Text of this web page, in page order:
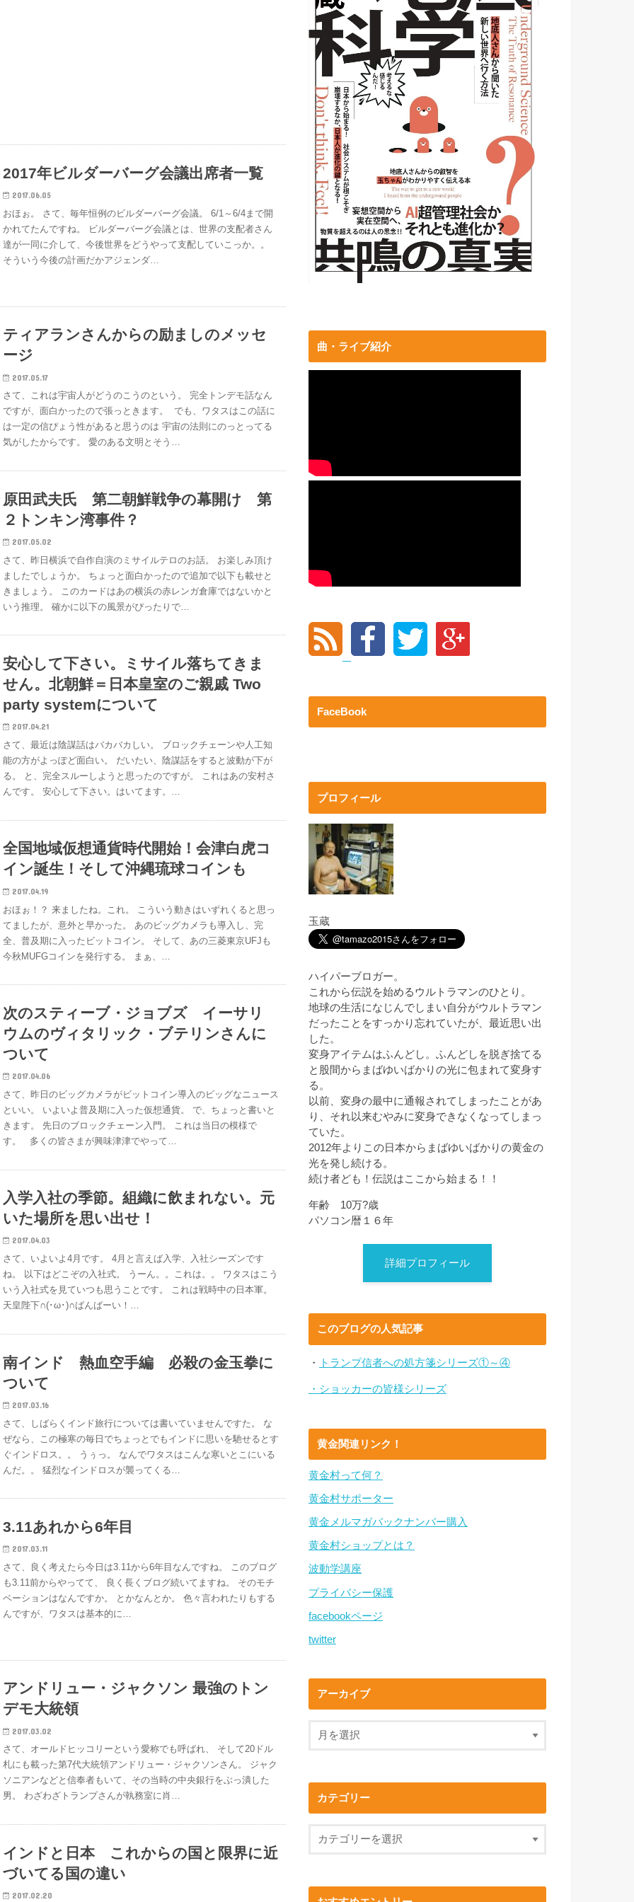
2017年ビルダーバーグ会議出席者一覧
2017.06.05
おほぉ。 さて、毎年恒例のビルダーバーグ会議。 6/1～6/4まで開
かれてたんですね。 ビルダーバーグ会議とは、世界の支配者さん
達が一同に介して、今後世界をどうやって支配していこっか。。
そういう今後の計画だかアジェンダ…
ティアランさんからの励ましのメッセ
ージ
2017.05.17
さて、これは宇宙人がどうのこうのという。 完全トンデモ話なん
ですが、面白かったので張っときます。 でも、ワタスはこの話に
は一定の信ぴょう性があると思うのは 宇宙の法則にのっとってる
気がしたからです。 愛のある文明とそう…
原田武夫氏 第二朝鮮戦争の幕開け 第
２トンキン湾事件？
2017.05.02
さて、昨日横浜で自作自演のミサイルテロのお話。 お楽しみ頂け
ましたでしょうか。 ちょっと面白かったので追加で以下も載せと
きましょう。 このカードはあの横浜の赤レンガ倉庫ではないかと
いう推理。 確かに以下の風景がぴったりで…
安心して下さい。ミサイル落ちてきま
せん。北朝鮮＝日本皇室のご親戚 Two
party systemについて
2017.04.21
さて、最近は陰謀話はバカバカしい。 ブロックチェーンや人工知
能の方がよっぽど面白い。 だいたい、陰謀話をすると波動が下が
る。 と、完全スルーしようと思ったのですが。 これはあの安村さ
んです。 安心して下さい。はいてます。…
全国地域仮想通貨時代開始！会津白虎コ
イン誕生！そして沖縄琉球コインも
2017.04.19
おほぉ！？ 来ましたね。これ。 こういう動きはいずれくると思っ
てましたが、意外と早かった。 あのビッグカメラも導入し、完
全、普及期に入ったビットコイン。 そして、あの三菱東京UFJも
今秋MUFGコインを発行する。 まぁ、…
次のスティーブ・ジョブズ イーサリ
ウムのヴィタリック・ブテリンさんに
ついて
2017.04.06
さて、昨日のビッグカメラがビットコイン導入のビッグなニュース
といい。 いよいよ普及期に入った仮想通貨。 で、ちょっと書いと
きます。 先日のブロックチェーン入門。 これは当日の模様で
す。 多くの皆さまが興味津津でやって…
入学入社の季節。組織に飲まれない。元
いた場所を思い出せ！
2017.04.03
さて、いよいよ4月です。 4月と言えば入学、入社シーズンです
ね。 以下はどこぞの入社式。 うーん。。これは。。 ワタスはこう
いう入社式を見ていつも思うことです。 これは戦時中の日本軍。
天皇陛下∩(･ω･)∩ばんばーい！…
南インド 熱血空手編 必殺の金玉拳に
ついて
2017.03.16
さて、しばらくインド旅行については書いていませんですた。 な
ぜなら、この極寒の毎日でちょっとでもインドに思いを馳せるとす
ぐインドロス。。 うぅっ。 なんでワタスはこんな寒いとこにいる
んだ。。 猛烈なインドロスが襲ってくる…
3.11あれから6年目
2017.03.11
さて、良く考えたら今日は3.11から6年目なんですね。 このブログ
も3.11前からやってて、 良く長くブログ続いてますね。 そのモチ
ベーションはなんですか。 とかなんとか。 色々言われたりもする
んですが、ワタスは基本的に…
アンドリュー・ジャクソン 最強のトン
デモ大統領
2017.03.02
さて、オールドヒッコリーという愛称でも呼ばれ、 そして20ドル
札にも載った第7代大統領アンドリュー・ジャクソンさん。 ジャク
ソニアンなどと信奉者もいて、その当時の中央銀行をぶっ潰した
男。 わざわざトランプさんが執務室に肖…
インドと日本 これからの国と限界に近
づいてる国の違い
2017.02.20
曲・ライブ紹介
FaceBook
プロフィール
玉蔵
ハイパーブロガー。
これから伝説を始めるウルトラマンのひとり。
地球の生活になじんでしまい自分がウルトラマン
だったことをすっかり忘れていたが、最近思い出
した。
変身アイテムはふんどし。ふんどしを脱ぎ捨てる
と股間からまばゆいばかりの光に包まれて変身す
る。
以前、変身の最中に通報されてしまったことがあ
り、それ以来むやみに変身できなくなってしまっ
ていた。
2012年よりこの日本からまばゆいばかりの黄金の
光を発し続ける。
続け者ども！伝説はここから始まる！！
年齢 10万?歳
パソコン暦１６年
詳細プロフィール
このブログの人気記事
・ トランプ信者への処方箋シリーズ①～④
・ショッカーの皆様シリーズ
黄金関連リンク！
黄金村って何？
黄金村サポーター
黄金メルマガバックナンバー購入
黄金村ショップとは？
波動学講座
プライバシー保護
facebookページ
twitter
アーカイブ
カテゴリー